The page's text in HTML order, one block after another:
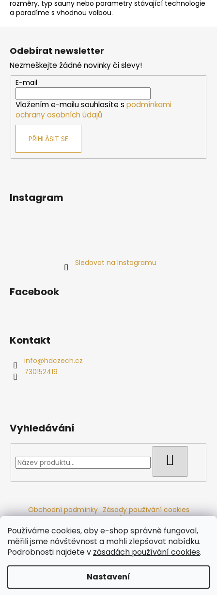
Používáme cookies, aby e-shop správně fungoval,
měřili jsme návštěvnost a mohli zlepšovat nabídku.
Podrobnosti najdete v zásadách používání cookies.
Nastavení
v
ý
p
u
rozměry, typ sauny nebo parametry stávající technologie
a poradíme s vhodnou volbou.
Odebírat newsletter
Nezmeškejte žádné novinky či slevy!
E-mail
Vložením e-mailu souhlasíte s podmínkami
ochrany osobních údajů
PŘIHLÁSIT SE
Instagram
Sledovat na Instagramu
Facebook
Kontakt
info@hdczech.cz
730152419
Vyhledávání
Obchodní podmínky Zásady používání cookies
Ochrana osobních údajů Dřevěné sauny
Odstoupení od smlouvy Reklamační řád Kontakty
Koupací sudy
Radiátory